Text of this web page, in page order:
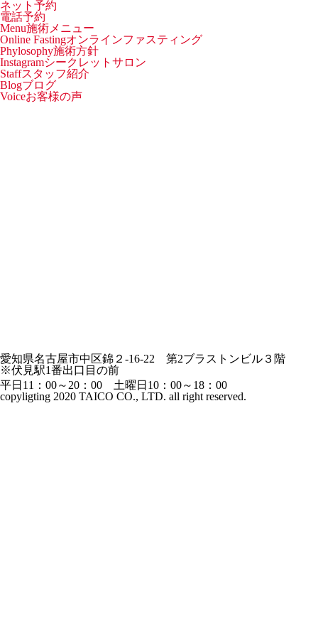
ネット予約
電話予約
Menu施術メニュー
Online Fastingオンラインファスティング
Phylosophy施術方針
Instagramシークレットサロン
Staffスタッフ紹介
Blogブログ
Voiceお客様の声
愛知県名古屋市中区錦２-16-22 第2ブラストンビル３階
※伏見駅1番出口目の前
平日11：00～20：00 土曜日10：00～18：00
copyligting 2020 TAICO CO., LTD. all right reserved.